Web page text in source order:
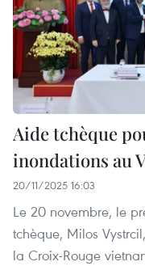
Aide tchèque
inondations au
20/11/2025 16:03
Le 20 novembre, le
tchèque, Milos
la Croix-Rouge